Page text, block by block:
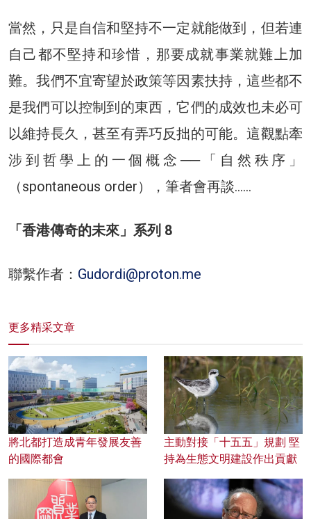
當然，只是自信和堅持不一定就能做到，但若連
自己都不堅持和珍惜，那要成就事業就難上加
難。我們不宜寄望於政策等因素扶持，這些都不
是我們可以控制到的東西，它們的成效也未必可
以維持長久，甚至有弄巧反拙的可能。這觀點牽
涉到哲學上的一個概念──「自然秩序」
（spontaneous order），筆者會再談……
「香港傳奇的未來」系列 8
聯繫作者： Gudordi@proton.me
更多精采文章
將北都打造成青年發展友善
的國際都會
主動對接「十五五」規劃 堅
持為生態文明建設作出貢獻